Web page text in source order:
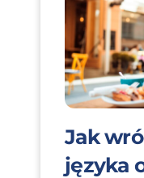
Jak
języka